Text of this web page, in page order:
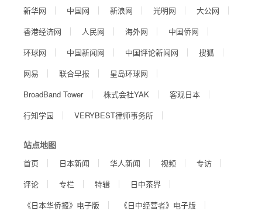
新华网 中国网 新浪网 光明网
大公网
香港经济网
人民网 海外网
中国侨网
环球网
中国新闻网 中国评论新闻网
搜狐
网易
联合早报
星岛环球网
BroadBand Tower
株式会社YAK
客观日本
行知学园
VERYBEST律师事务所
站点地图
首页 日本新闻 华人新闻 视频
专访
评论
专栏 特辑
日中茶界
《日本华侨报》电子版
《日中经营者》电子版